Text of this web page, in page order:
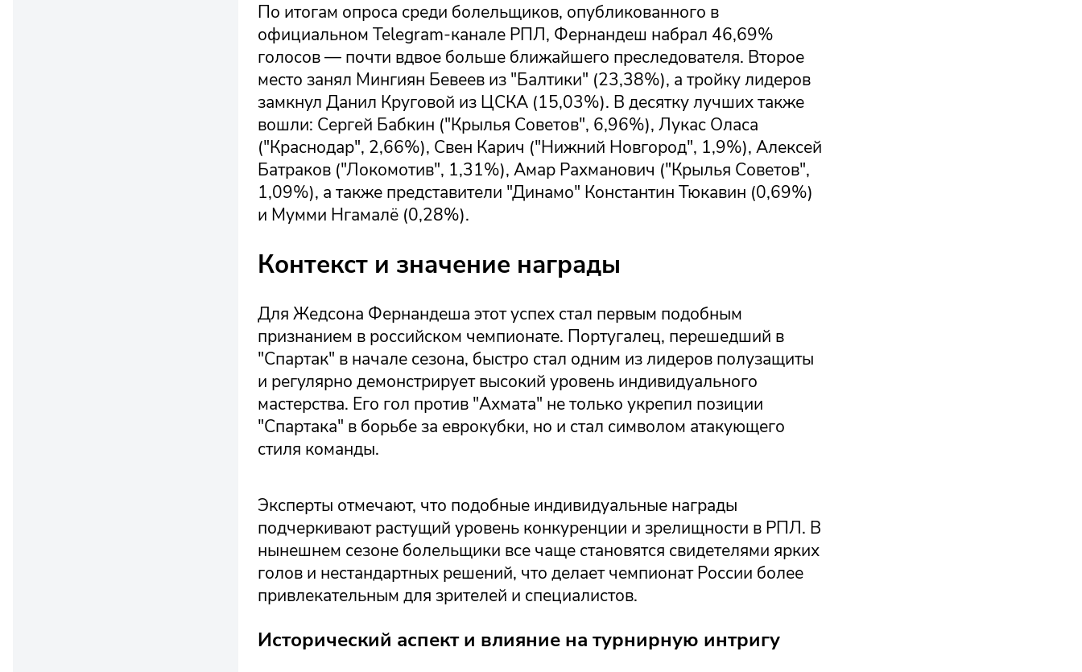
По итогам опроса среди болельщиков, опубликованного в
официальном Telegram-канале РПЛ, Фернандеш набрал 46,69%
голосов — почти вдвое больше ближайшего преследователя. Второе
место занял Мингиян Бевеев из "Балтики" (23,38%), а тройку лидеров
замкнул Данил Круговой из ЦСКА (15,03%). В десятку лучших также
вошли: Сергей Бабкин ("Крылья Советов", 6,96%), Лукас Оласа
("Краснодар", 2,66%), Свен Карич ("Нижний Новгород", 1,9%), Алексей
Батраков ("Локомотив", 1,31%), Амар Рахманович ("Крылья Советов",
1,09%), а также представители "Динамо" Константин Тюкавин (0,69%)
и Мумми Нгамалё (0,28%).
Контекст и значение награды
Для Жедсона Фернандеша этот успех стал первым подобным
признанием в российском чемпионате. Португалец, перешедший в
"Спартак" в начале сезона, быстро стал одним из лидеров полузащиты
и регулярно демонстрирует высокий уровень индивидуального
мастерства. Его гол против "Ахмата" не только укрепил позиции
"Спартака" в борьбе за еврокубки, но и стал символом атакующего
стиля команды.
Эксперты отмечают, что подобные индивидуальные награды
подчеркивают растущий уровень конкуренции и зрелищности в РПЛ. В
нынешнем сезоне болельщики все чаще становятся свидетелями ярких
голов и нестандартных решений, что делает чемпионат России более
привлекательным для зрителей и специалистов.
Исторический аспект и влияние на турнирную интригу